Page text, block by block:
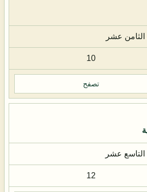
الثامن عشر
10
تصفح
التاسع عشر
12